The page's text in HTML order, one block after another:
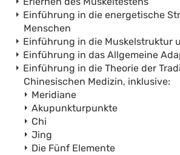
Einführung in die energetische
Menschen
Einführung in die Muskelstruktur
Einführung in das Allgemeine
Einführung in die Theorie der
Chinesischen Medizin, inklusive:
Meridiane
Akupunkturpunkte
Chi
Jing
Die Fünf Elemente